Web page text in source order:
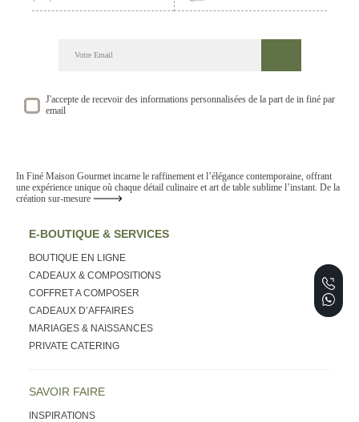
DECOUVREZ NOTRE NEWSLETTER GOURMANDE
SUIVEZ NOS ACTUALITE ET EVENEMENTS
J'accepte de recevoir des informations personnalisées de la part de in finé par
email
In Finé Maison Gourmet incarne le raffinement et l’élégance contemporaine, offrant
une expérience unique où chaque détail culinaire et art de table sublime l’instant. De la
création sur-mesure
E-BOUTIQUE & SERVICES
BOUTIQUE EN LIGNE
CADEAUX & COMPOSITIONS
COFFRET A COMPOSER
CADEAUX D’AFFAIRES
MARIAGES & NAISSANCES
PRIVATE CATERING
SAVOIR FAIRE
INSPIRATIONS